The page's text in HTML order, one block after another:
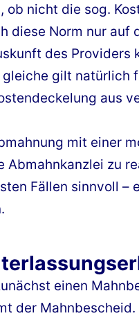
nicht die sog.
diese Norm nur auf
des Providers
gilt natürlich
aus
mit einer
Abmahnkanzlei zu
Fällen sinnvoll –
einen
der